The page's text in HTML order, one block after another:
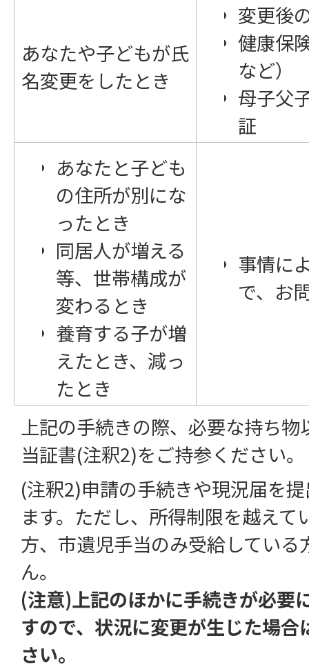
あなたや子どもが氏
名変更をしたとき
変更後
健康保
など）
母子父
証
あなたと子ども
の住所が別にな
ったとき
同居人が増える
等、世帯構成が
変わるとき
養育する子が増
えたとき、減っ
たとき
事情に
で、お
上記の手続きの際、必要な持ち物
当証書(注釈2)をご持参ください。
(注釈2)申請の手続きや現況届を
ます。ただし、所得制限を越えて
方、市遺児手当のみ受給している
ん。
(注意)上記のほかに手続きが必要
すので、状況に変更が生じた場
さい。